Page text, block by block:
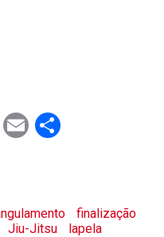
EmailShare
finalização
Jiu-Jitsu
lapela